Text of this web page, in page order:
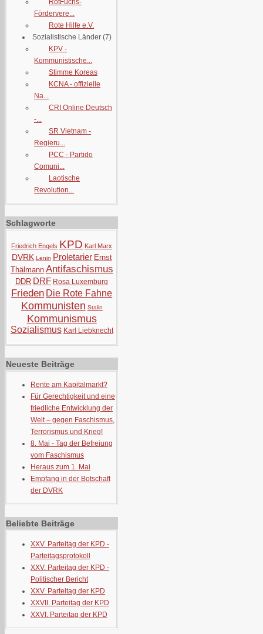
RotFuchs-
Fördervere...
Rote Hilfe e.V.
Sozialistische Länder (7)
KPV -
Kommunistische...
Stimme Koreas
KCNA - offizielle
Na...
CRI Online Deutsch
-...
SR Vietnam -
Regieru...
PCC - Partido
Comuni...
Laotische
Revolution...
Schlagworte
Friedrich Engels KPD Karl Marx
DVRK Lenin Proletarier Ernst
Thälmann Antifaschismus
DDR DRF Rosa Luxemburg
Frieden Die Rote Fahne
Kommunisten Stalin
Kommunismus
Sozialismus Karl Liebknecht
Neueste Beiträge
Rente am Kapitalmarkt?
Für Gerechtigkeit und eine
friedliche Entwicklung der
Welt – gegen Faschismus,
Terrorismus und Krieg!
8. Mai - Tag der Befreiung
vom Faschismus
Heraus zum 1. Mai
Empfang in der Botschaft
der DVRK
Beliebte Beiträge
XXV. Parteitag der KPD -
Parteitagsprotokoll
XXV. Parteitag der KPD -
Politischer Bericht
XXV. Parteitag der KPD
XXVII. Parteitag der KPD
XXVI. Parteitag der KPD